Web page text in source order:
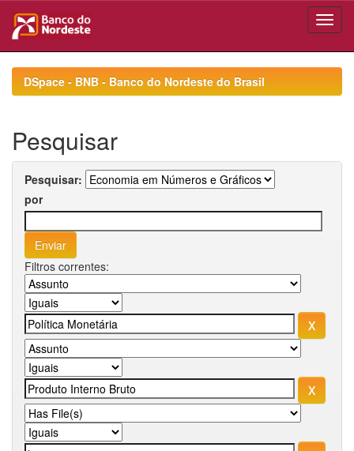
navigationDSpace - BNB - Banco do Nordeste do Brasil
Pesquisar
Pesquisar:
por
Filtros correntes: